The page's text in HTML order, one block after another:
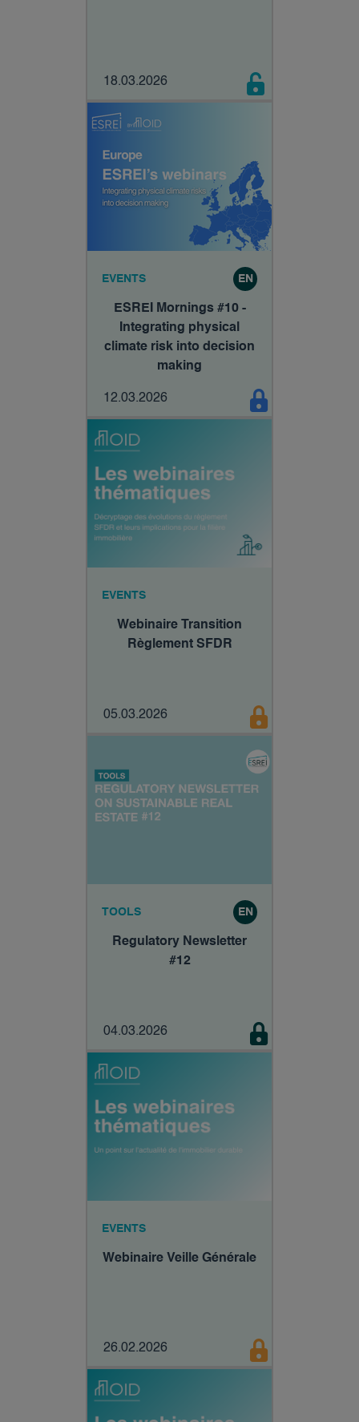
18.03.2026
EVENTS EN
ESREI Mornings #10 -
Integrating physical
climate risk into decision
making
12.03.2026
EVENTS
Webinaire Transition
Règlement SFDR
05.03.2026
TOOLS EN
Regulatory Newsletter
#12
04.03.2026
EVENTS
Webinaire Veille Générale
26.02.2026